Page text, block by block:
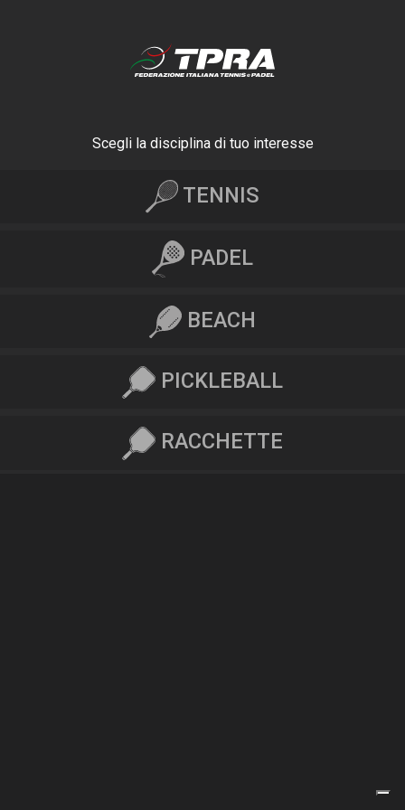
Scegli la disciplina di tuo interesse
TENNIS
PADEL
BEACH
PICKLEBALL
RACCHETTE